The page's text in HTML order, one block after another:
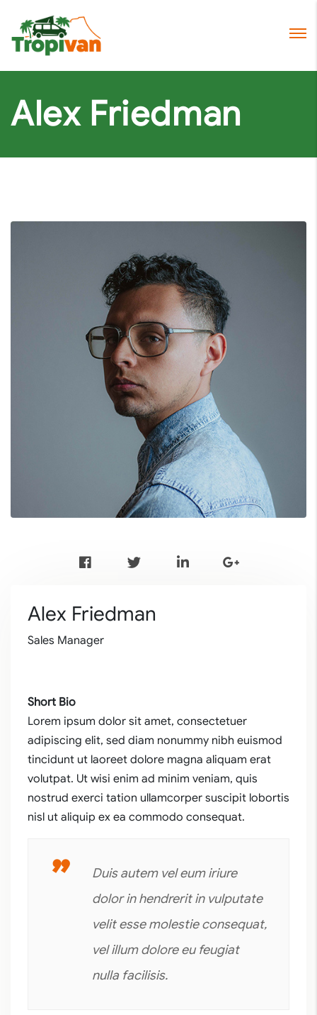
Alex Friedman
Alex Friedman
Sales Manager
Short Bio
Lorem ipsum dolor sit amet, consectetuer
adipiscing elit, sed diam nonummy nibh euismod
tincidunt ut laoreet dolore magna aliquam erat
volutpat. Ut wisi enim ad minim veniam, quis
nostrud exerci tation ullamcorper suscipit lobortis
nisl ut aliquip ex ea commodo consequat.
Duis autem vel eum iriure
dolor in hendrerit in vulputate
velit esse molestie consequat,
vel illum dolore eu feugiat
nulla facilisis.